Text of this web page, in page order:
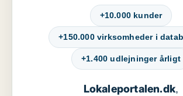
+10.000 kunder
+150.000 virksomheder i
+1.400 udlejninger årligt
Lokaleportalen.dk,